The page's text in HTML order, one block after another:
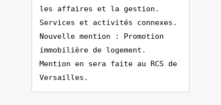
les affaires et la gestion.
Services et activités connexes.
Nouvelle mention : Promotion
immobilière de logement.
Mention en sera faite au RCS de
Versailles.